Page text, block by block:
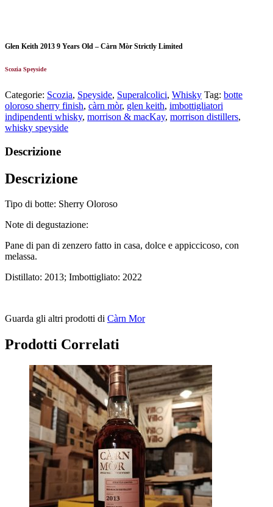
Glen Keith 2013 9 Years Old – Càrn Mòr Strictly Limited
Scozia Speyside
Categorie: Scozia, Speyside, Superalcolici, Whisky Tag: botte
oloroso sherry finish, càrn mòr, glen keith, imbottigliatori
indipendenti whisky, morrison & macKay, morrison distillers,
whisky speyside
Descrizione
Descrizione
Tipo di botte: Sherry Oloroso
Note di degustazione:
Pane di pan di zenzero fatto in casa, dolce e appiccicoso, con
melassa.
Distillato: 2013; Imbottigliato: 2022
Guarda gli altri prodotti di Càrn Mor
Prodotti Correlati